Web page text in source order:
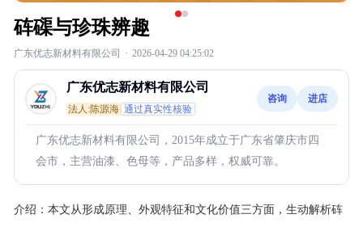
砗磲与珍珠辨趣
广东优志新材料有限公司 · 2026-04-29 04:25:02
广东优志新材料有限公司
法人:陈源海 通过真实性核验
咨询 进店
广东优志新材料有限公司，2015年成立于广东省肇庆市四
会市，主营油漆、色母等，产品多样，权威可靠。
介绍： 本文从形成原理、外观特征和文化价值三方面，生动解析砗